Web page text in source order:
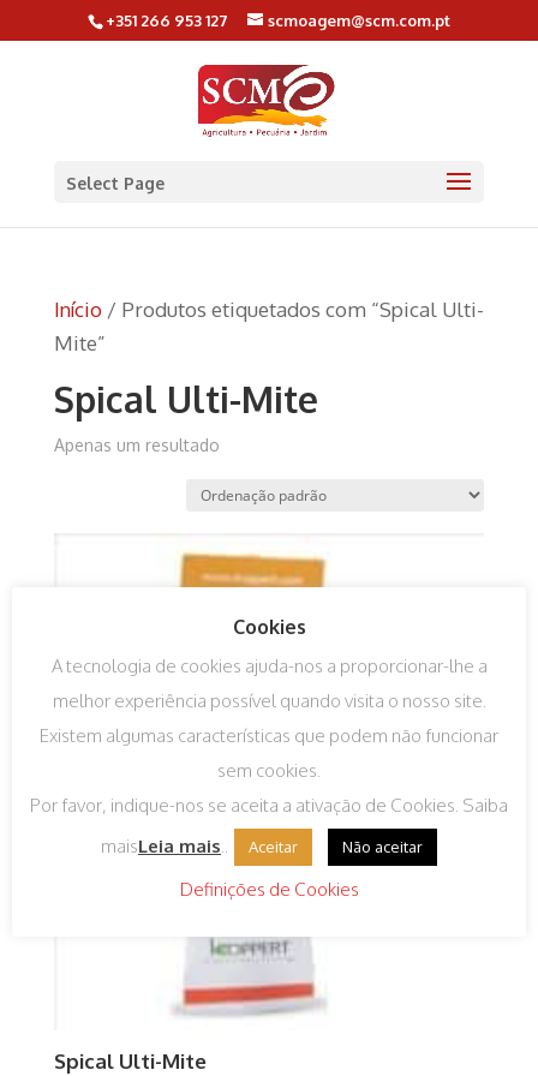
+351 266 953 127 scmoagem@scm.com.pt
Select Page
Início/ Produtos etiquetados com “Spical Ulti-
Mite”
Spical Ulti-Mite
Apenas um resultado
Spical Ulti-Mite
Cookies
A tecnologia de cookies ajuda-nos a proporcionar-lhe a
melhor experiência possível quando visita o nosso site.
Existem algumas características que podem não funcionar
sem cookies.
Por favor, indique-nos se aceita a ativação de Cookies. Saiba
maisLeia mais.. Aceitar Não aceitar
Definições de Cookies